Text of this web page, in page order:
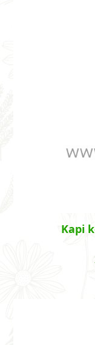
Kapi